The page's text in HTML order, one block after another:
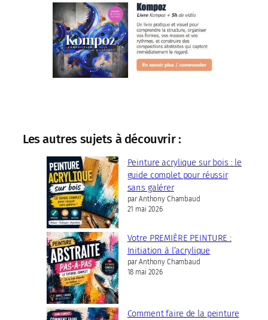
Les autres sujets à découvrir :
Peinture acrylique sur bois : le
guide complet pour réussir
sans galérer
par Anthony Chambaud
21 mai 2026
Votre PREMIÈRE PEINTURE :
Initiation à l’acrylique
par Anthony Chambaud
18 mai 2026
Comment faire de la peinture